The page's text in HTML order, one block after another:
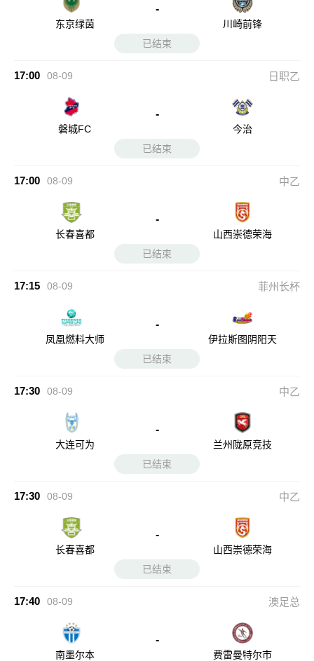
东京绿茵
-
川崎前锋
已结束
17:00 08-09 日职乙
磐城FC
-
今治
已结束
17:00 08-09 中乙
长春喜都
-
山西崇德荣海
已结束
17:15 08-09 菲州长杯
凤凰燃料大师
-
伊拉斯图阴阳天
已结束
17:30 08-09 中乙
大连可为
-
兰州陇原竞技
已结束
17:30 08-09 中乙
长春喜都
-
山西崇德荣海
已结束
17:40 08-09 澳足总
南墨尔本
-
费雷曼特尔市